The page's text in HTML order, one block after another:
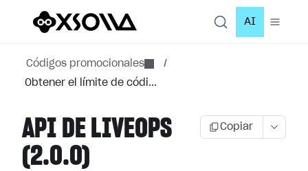
AI
Códigos promocionales
/
Obtener el límite de códi...
API DE LIVEOPS
(2.0.0)
Copiar